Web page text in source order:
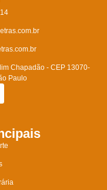
Chapadão - CEP 13070-
Paulo